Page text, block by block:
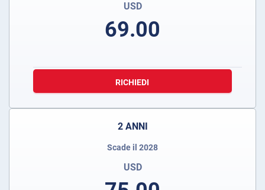
USD
69.00
RICHIEDI
2 ANNI
Scade il 2028
USD